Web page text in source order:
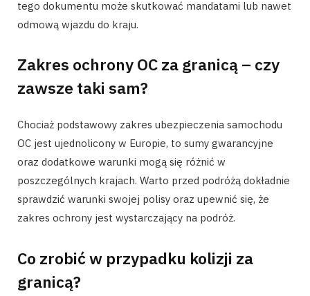
tego dokumentu może skutkować mandatami lub nawet
odmową wjazdu do kraju.
Zakres ochrony OC za granicą – czy
zawsze taki sam?
Chociaż podstawowy zakres ubezpieczenia samochodu
OC jest ujednolicony w Europie, to sumy gwarancyjne
oraz dodatkowe warunki mogą się różnić w
poszczególnych krajach. Warto przed podróżą dokładnie
sprawdzić warunki swojej polisy oraz upewnić się, że
zakres ochrony jest wystarczający na podróż.
Co zrobić w przypadku kolizji za
granicą?